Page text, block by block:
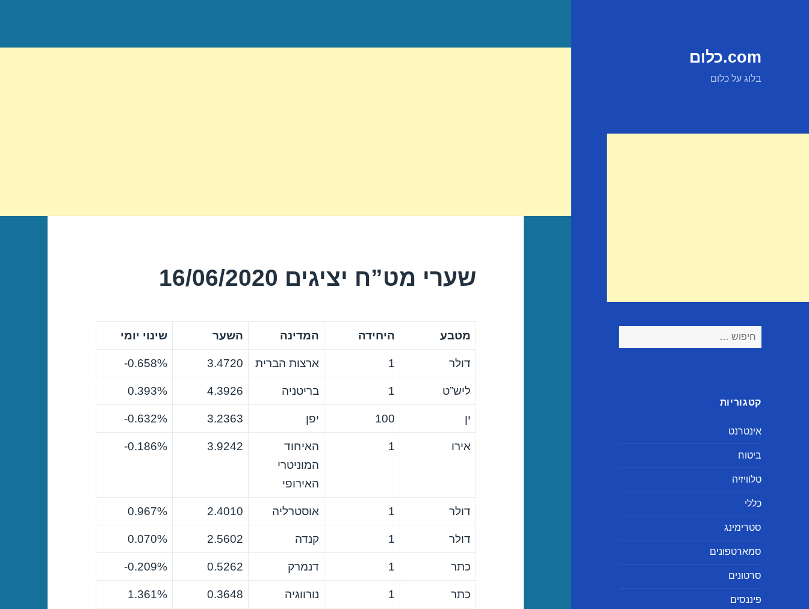
com.כלום
בלוג על כלום
חיפוש:
קטגוריות
אינטרנט
ביטוח
טלוויזיה
כללי
סטרימינג
סמארטפונים
סרטונים
פיננסים
שערי מט”ח יציגים 16/06/2020
מטבע היחידה המדינה השער שינוי יומי
דולר 1 ארצות הברית 3.4720
0.658%-
ליש”ט 1 בריטניה 4.3926
0.393%
ין 100 יפן 3.2363
0.632%-
אירו 1
האיחוד
המוניטרי
האירופי
3.9242
0.186%-
דולר 1 אוסטרליה 2.4010
0.967%
דולר 1 קנדה 2.5602
0.070%
כתר 1 דנמרק 0.5262
0.209%-
כתר 1 נורווגיה 0.3648
1.361%